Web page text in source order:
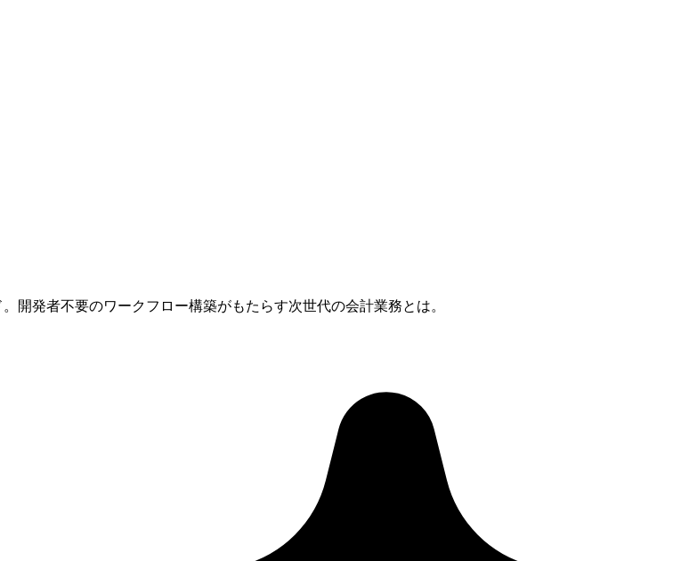
開発者不要のワークフロー構築がもたらす次世代の会計業務とは。